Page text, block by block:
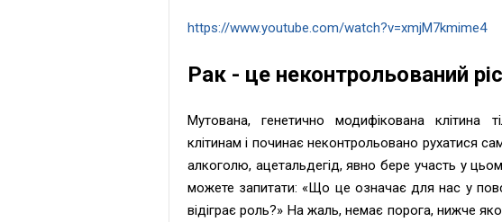
https://www.youtube.com/watch?v=xmjM7kmime4
Рак - це неконтрольований
Мутована, генетично модифікована клітина
клітинам і починає неконтрольовано рухатися
алкоголю, ацетальдегід, явно бере участь у
можете запитати: «Що це означає для нас у
відіграє роль?» На жаль, немає порога, нижче